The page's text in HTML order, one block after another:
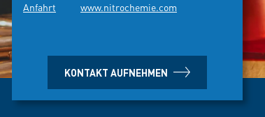
Anfahrt
www.nitrochemie.com
KONTAKT AUFNEHMEN